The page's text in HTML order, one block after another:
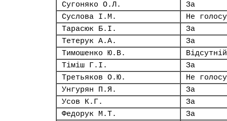
Сугоняко О.Л.
За
Суслова І.М.
Не
Тарасюк Б.І.
За
Тетерук А.А.
За
Тимошенко Ю.В.
Відсутній
Тіміш Г.І.
За
Третьяков О.Ю.
Не
Унгурян П.Я.
За
Усов К.Г.
За
Федорук М.Т.
За